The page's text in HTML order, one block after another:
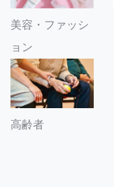
美容・ファッシ
ョン
高齢者